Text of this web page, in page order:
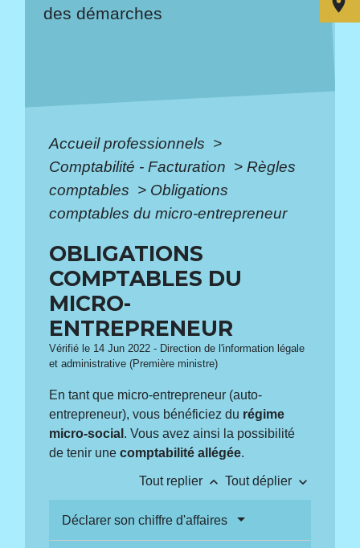
des démarches
Accueil professionnels >
Comptabilité - Facturation > Règles
comptables > Obligations
comptables du micro-entrepreneur
OBLIGATIONS
COMPTABLES DU
MICRO-
ENTREPRENEUR
Vérifié le 14 Jun 2022 - Direction de l'information légale
et administrative (Première ministre)
En tant que micro-entrepreneur (auto-
entrepreneur), vous bénéficiez du régime
micro-social . Vous avez ainsi la possibilité
de tenir unecomptabilité allégée.
Tout replier keyboard_arrow_up Tout déplier keyboard_arrow_down
Déclarer son chiffre d'affaires